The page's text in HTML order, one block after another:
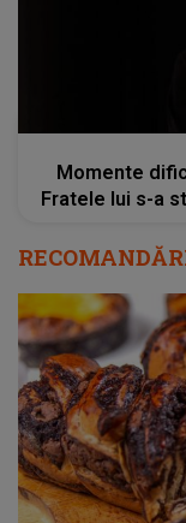
Momente
Fratele lui s-a